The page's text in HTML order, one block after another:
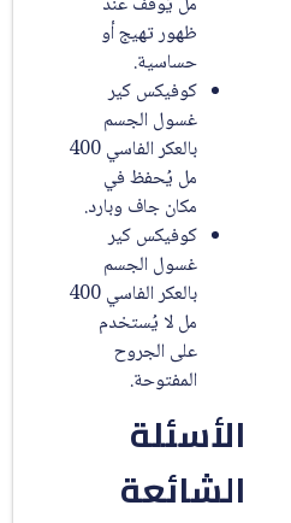
ظهور تهيج أو
حساسية.
كوفيكس كير
غسول الجسم
بالعكر الفاسي 400
مل يُحفظ في
مكان جاف وبارد.
كوفيكس كير
غسول الجسم
بالعكر الفاسي 400
مل لا يُستخدم
على الجروح
المفتوحة.
الأسئلة
الشائعة